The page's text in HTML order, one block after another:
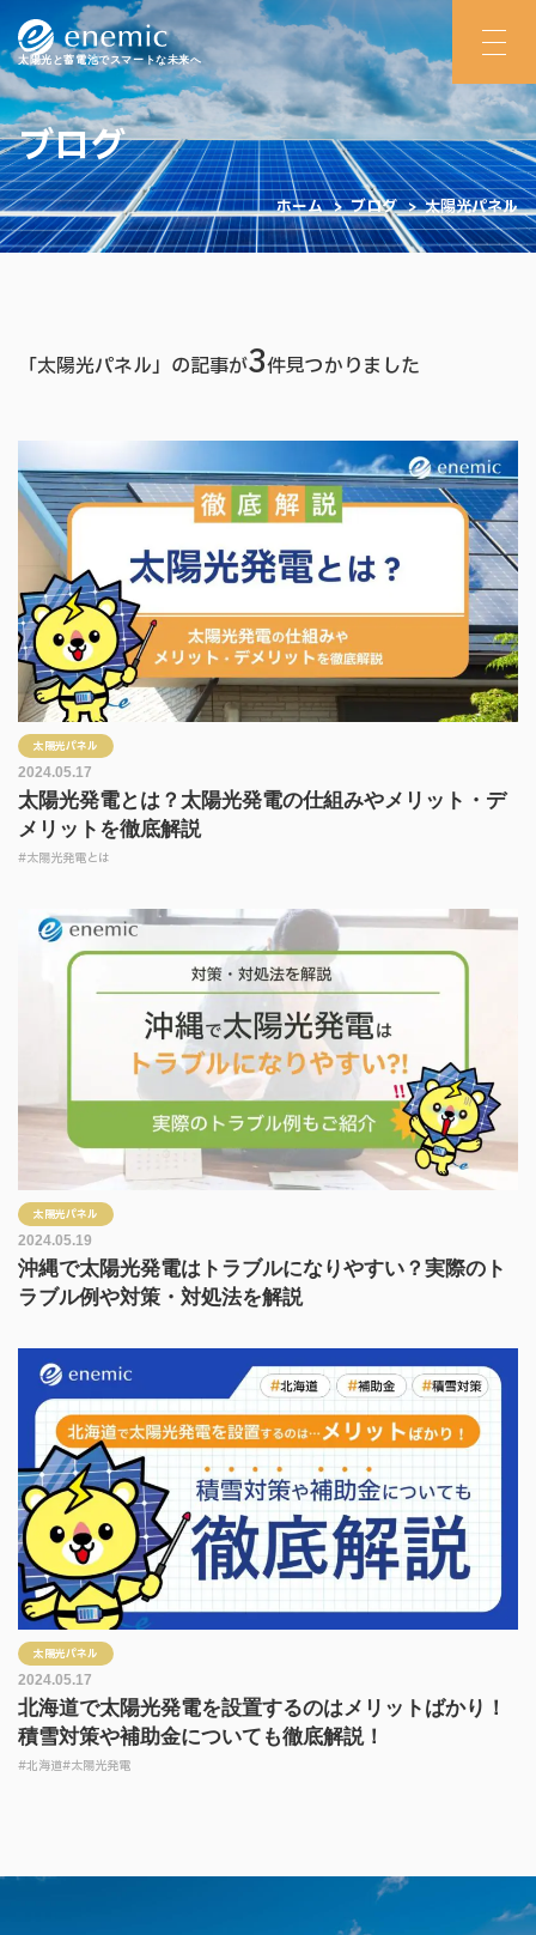
太陽光と蓄電池でスマートな未来へ
ブログ
ホーム>ブログ>太陽光パネル
「太陽光パネル」の記事が3件見つかりました
太陽光パネル
2024.05.17
太陽光発電とは？太陽光発電の仕組みやメリット・デ
メリットを徹底解説
#太陽光発電とは
太陽光パネル
2024.05.19
沖縄で太陽光発電はトラブルになりやすい？実際のト
ラブル例や対策・対処法を解説
太陽光パネル
2024.05.17
北海道で太陽光発電を設置するのはメリットばかり！
積雪対策や補助金についても徹底解説！
#北海道#太陽光発電